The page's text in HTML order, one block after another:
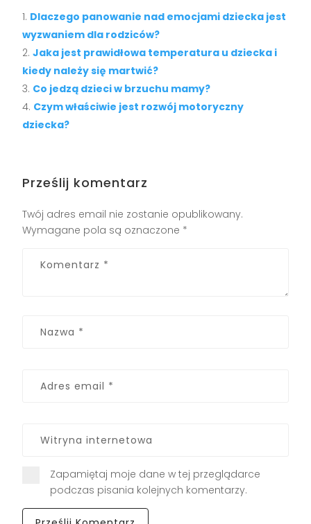
Dlaczego panowanie nad emocjami dziecka jest
wyzwaniem dla rodziców?
Jaka jest prawidłowa temperatura u dziecka i
kiedy należy się martwić?
Co jedzą dzieci w brzuchu mamy?
Czym właściwie jest rozwój motoryczny
dziecka?
Prześlij komentarz
Twój adres email nie zostanie opublikowany.
Wymagane pola są oznaczone *
Zapamiętaj moje dane w tej przeglądarce
podczas pisania kolejnych komentarzy.